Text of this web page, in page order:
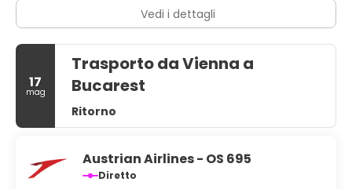
Vedi i dettagli
17
mag
Trasporto da Vienna a
Bucarest
Ritorno
Austrian Airlines - OS 695
Diretto